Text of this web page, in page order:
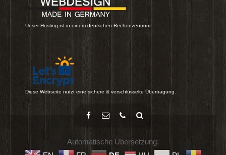
Unser Hosting ist in einem deutschen Rechenzentrum.
Diese Webseite nutzt eine sichere & verschlüsselte Übertragung.
Automatische Übersetzung: